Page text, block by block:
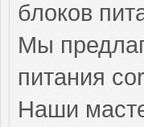
блоков
Мы
питания
Наши